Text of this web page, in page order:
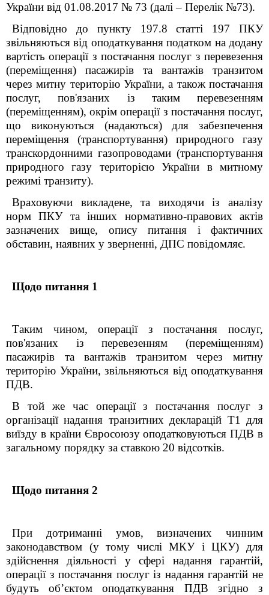
України від 01.08.2017 № 73 (далі – Перелік №73).
Відповідно до пункту 197.8 статті 197 ПКУ
звільняються від оподаткування податком на додану
вартість операції з постачання послуг з перевезення
(переміщення) пасажирів та вантажів транзитом
через митну територію України, а також постачання
послуг, пов'язаних із таким перевезенням
(переміщенням), окрім операції з постачання послуг,
що виконуються (надаються) для забезпечення
переміщення (транспортування) природного газу
транскордонними газопроводами (транспортування
природного газу територією України в митному
режимі транзиту).
Враховуючи викладене, та виходячи із аналізу
норм ПКУ та інших нормативно-правових актів
зазначених вище, опису питання і фактичних
обставин, наявних у зверненні, ДПС повідомляє.
Щодо питання 1
Таким чином, операції з постачання послуг,
пов'язаних із перевезенням (переміщенням)
пасажирів та вантажів транзитом через митну
територію України, звільняються від оподаткування
ПДВ.
В той же час операції з постачання послуг з
організації надання транзитних декларацій Т1 для
виїзду в країни Євросоюзу оподатковуються ПДВ в
загальному порядку за ставкою 20 відсотків.
Щодо питання 2
При дотриманні умов, визначених чинним
законодавством (у тому числі МКУ і ЦКУ) для
здійснення діяльності у сфері надання гарантій,
операції зпостачання послуг із надання гарантій не
будуть об’єктом оподаткування ПДВ згідно з